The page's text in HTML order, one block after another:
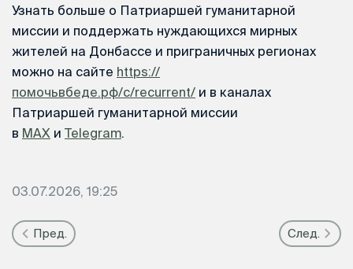
Узнать больше о Патриаршей гуманитарной
миссии и поддержать нуждающихся мирных
жителей на Донбассе и приграничных регионах
можно на сайте https://
помочьвбеде.рф/c/recurrent/ и в каналах
Патриаршей гуманитарной миссии
в MAX и Telegram.
03.07.2026, 19:25
Пред. След.